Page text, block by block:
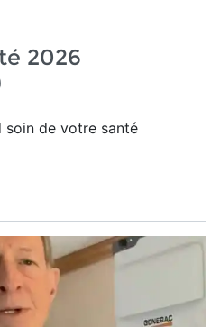
2026
soin de votre santé